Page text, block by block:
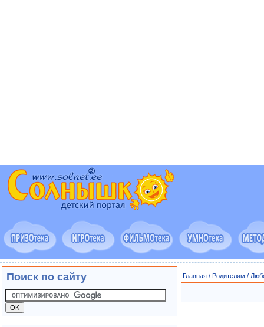
Главная / Родителям /
Поиск по сайту